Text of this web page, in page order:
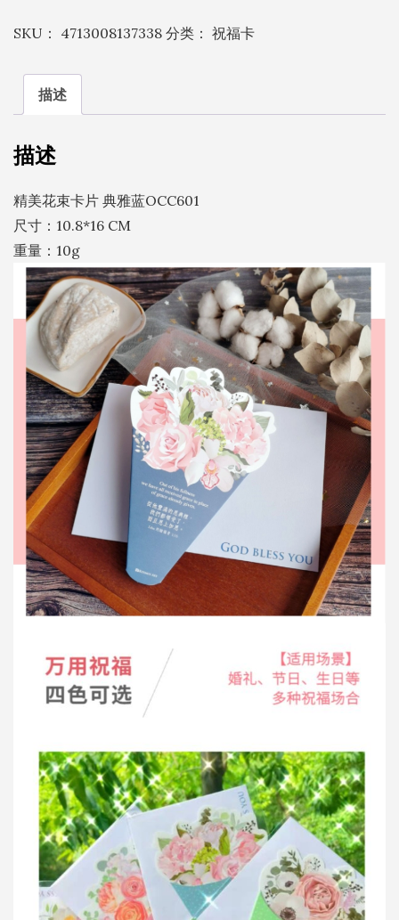
束
蓝
数
量
SKU： 4713008137338 分类： 祝福卡
描述
描述
精美花束卡片 典雅蓝OCC601
尺寸：10.8*16 CM
重量：10g